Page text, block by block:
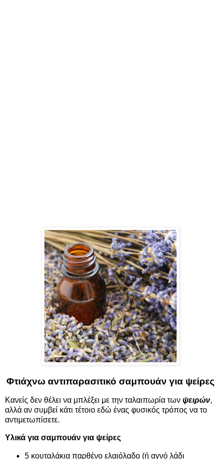
Φτιάχνω αντιπαρασιτικό σαμπουάν για ψείρες
Κανείς δεν θέλει να μπλέξει με την ταλαιπωρία των ψειρών,
αλλά αν συμβεί κάτι τέτοιο εδώ ένας φυσικός τρόπος να το
αντιμετωπίσετε.
Υλικά για σαμπουάν για ψείρες
5 κουταλάκια παρθένο ελαιόλαδο (ή αγνό λάδι